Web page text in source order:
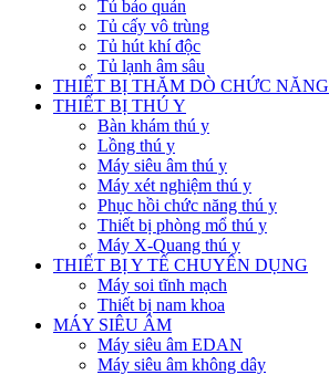
Tủ bảo quản
Tủ cấy vô trùng
Tủ hút khí độc
Tủ lạnh âm sâu
THIẾT BỊ THĂM DÒ CHỨC NĂNG
THIẾT BỊ THÚ Y
Bàn khám thú y
Lồng thú y
Máy siêu âm thú y
Máy xét nghiệm thú y
Phục hồi chức năng thú y
Thiết bị phòng mổ thú y
Máy X-Quang thú y
THIẾT BỊ Y TẾ CHUYÊN DỤNG
Máy soi tĩnh mạch
Thiết bị nam khoa
MÁY SIÊU ÂM
Máy siêu âm EDAN
Máy siêu âm không dây